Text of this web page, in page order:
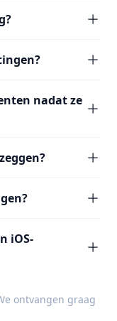
nadat ze
iOS-
ontvangen graag